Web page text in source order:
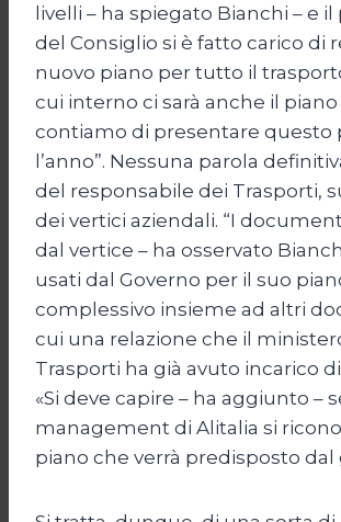
livelli – ha spiegato Bianchi – e
del Consiglio si è fatto carico di
nuovo piano per tutto il
cui interno ci sarà anche il piano
contiamo di presentare questo
l’anno”. Nessuna parola
del responsabile dei Trasporti,
dei vertici aziendali. “I
dal vertice – ha osservato
usati dal Governo per il suo
complessivo insieme ad altri
cui una relazione che il
Trasporti ha già avuto incarico
«Si deve capire – ha aggiunto –
management di Alitalia si
piano che verrà predisposto dal